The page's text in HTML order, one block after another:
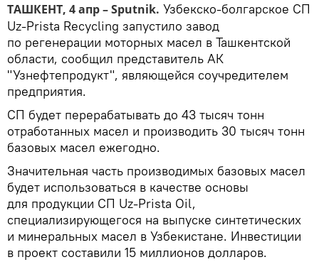
ТАШКЕНТ, 4 апр – Sputnik. Узбекско-болгарское СП
Uz-Prista Recycling запустило завод
по регенерации моторных масел в Ташкентской
области, сообщил представитель АК
"Узнефтепродукт", являющейся соучредителем
предприятия.
СП будет перерабатывать до 43 тысяч тонн
отработанных масел и производить 30 тысяч тонн
базовых масел ежегодно.
Значительная часть производимых базовых масел
будет использоваться в качестве основы
для продукции СП Uz-Prista Oil,
специализирующегося на выпуске синтетических
и минеральных масел в Узбекистане. Инвестиции
в проект составили 15 миллионов долларов.